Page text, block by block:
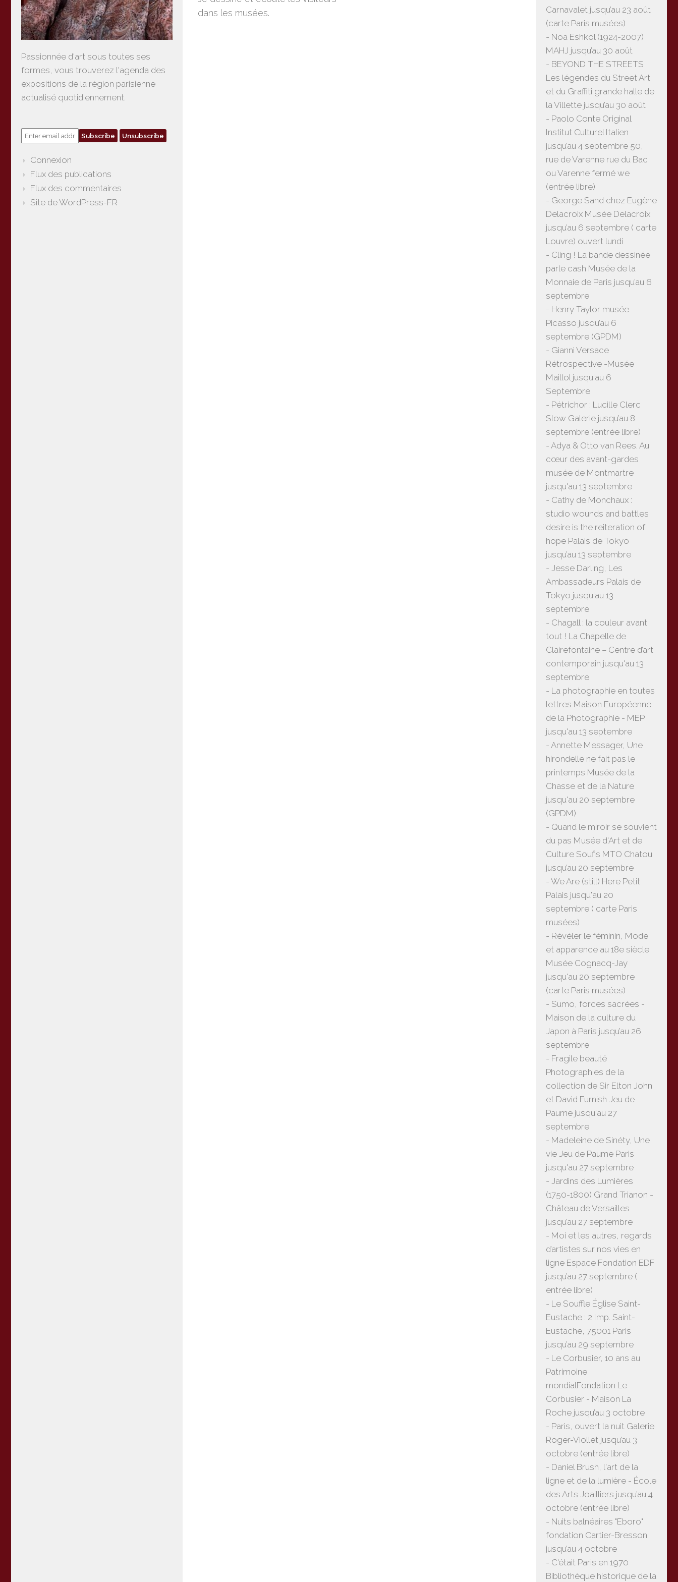
dans les musées.
Passionnée d'art sous toutes ses
formes, vous trouverez l'agenda des
expositions de la région parisienne
actualisé quotidiennement.
Connexion
Flux des publications
Flux des commentaires
Site de WordPress-FR
Carnavalet jusqu’au 23 août
(carte Paris musées)
- Noa Eshkol (1924-2007)
MAHJ jusqu’au 30 août
- BEYOND THE STREETS
Les légendes du Street Art
et du Graffiti grande halle de
la Villette jusqu’au 30 août
- Paolo Conte Original
Institut Culturel Italien
jusqu’au 4 septembre 50,
rue de Varenne rue du Bac
ou Varenne fermé we
(entrée libre)
- George Sand chez Eugène
Delacroix Musée Delacroix
jusqu’au 6 septembre ( carte
Louvre) ouvert lundi
- Cling ! La bande dessinée
parle cash Musée de la
Monnaie de Paris jusqu’au 6
septembre
- Henry Taylor musée
Picasso jusqu’au 6
septembre (GPDM)
- Gianni Versace
Rétrospective -Musée
Maillol jusqu'au 6
Septembre
- Pétrichor : Lucille Clerc
Slow Galerie jusqu’au 8
septembre (entrée libre)
- Adya & Otto van Rees. Au
cœur des avant-gardes
musée de Montmartre
jusqu'au 13 septembre
- Cathy de Monchaux :
studio wounds and battles
desire is the reiteration of
hope Palais de Tokyo
jusqu’au 13 septembre
- Jesse Darling, Les
Ambassadeurs Palais de
Tokyo jusqu'au 13
septembre
- Chagall : la couleur avant
tout ! La Chapelle de
Clairefontaine – Centre d’art
contemporain jusqu'au 13
septembre
- La photographie en toutes
lettres Maison Européenne
de la Photographie - MEP
jusqu'au 13 septembre
- Annette Messager, Une
hirondelle ne fait pas le
printemps Musée de la
Chasse et de la Nature
jusqu'au 20 septembre
(GPDM)
- Quand le miroir se souvient
du pas Musée d'Art et de
Culture Soufis MTO Chatou
jusqu’au 20 septembre
- We Are (still) Here Petit
Palais jusqu'au 20
septembre ( carte Paris
musées)
- Révéler le féminin, Mode
et apparence au 18e siècle
Musée Cognacq-Jay
jusqu'au 20 septembre
(carte Paris musées)
- Sumo, forces sacrées -
Maison de la culture du
Japon à Paris jusqu’au 26
septembre
- Fragile beauté
Photographies de la
collection de Sir Elton John
et David Furnish Jeu de
Paume jusqu'au 27
septembre
- Madeleine de Sinéty, Une
vie Jeu de Paume Paris
jusqu'au 27 septembre
- Jardins des Lumières
(1750-1800) Grand Trianon -
Château de Versailles
jusqu’au 27 septembre
- Moi et les autres, regards
d’artistes sur nos vies en
ligne Espace Fondation EDF
jusqu’au 27 septembre (
entrée libre)
- Le Souffle Église Saint-
Eustache : 2 Imp. Saint-
Eustache, 75001 Paris
jusqu’au 29 septembre
- Le Corbusier, 10 ans au
Patrimoine
mondialFondation Le
Corbusier - Maison La
Roche jusqu’au 3 octobre
- Paris, ouvert la nuit Galerie
Roger-Viollet jusqu’au 3
octobre (entrée libre)
- Daniel Brush, l'art de la
ligne et de la lumière - École
des Arts Joailliers jusqu’au 4
octobre (entrée libre)
- Nuits balnéaires "Eboro"
fondation Cartier-Bresson
jusqu’au 4 octobre
- C'était Paris en 1970
Bibliothèque historique de la